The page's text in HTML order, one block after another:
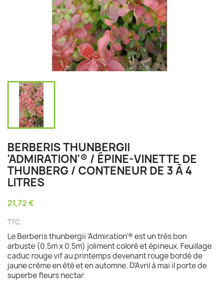
BERBERIS THUNBERGII
'ADMIRATION'® / ÉPINE-VINETTE DE
THUNBERG / CONTENEUR DE 3 À 4
LITRES
21,72 €
TTC
Le Berberis thunbergii 'Admiration'® est un très bon
arbuste (0.5m x 0.5m) joliment coloré et épineux. Feuillage
caduc rouge vif au printemps devenant rouge bordé de
jaune crème en été et en automne. D'Avril à mai il porte de
superbe fleurs nectar